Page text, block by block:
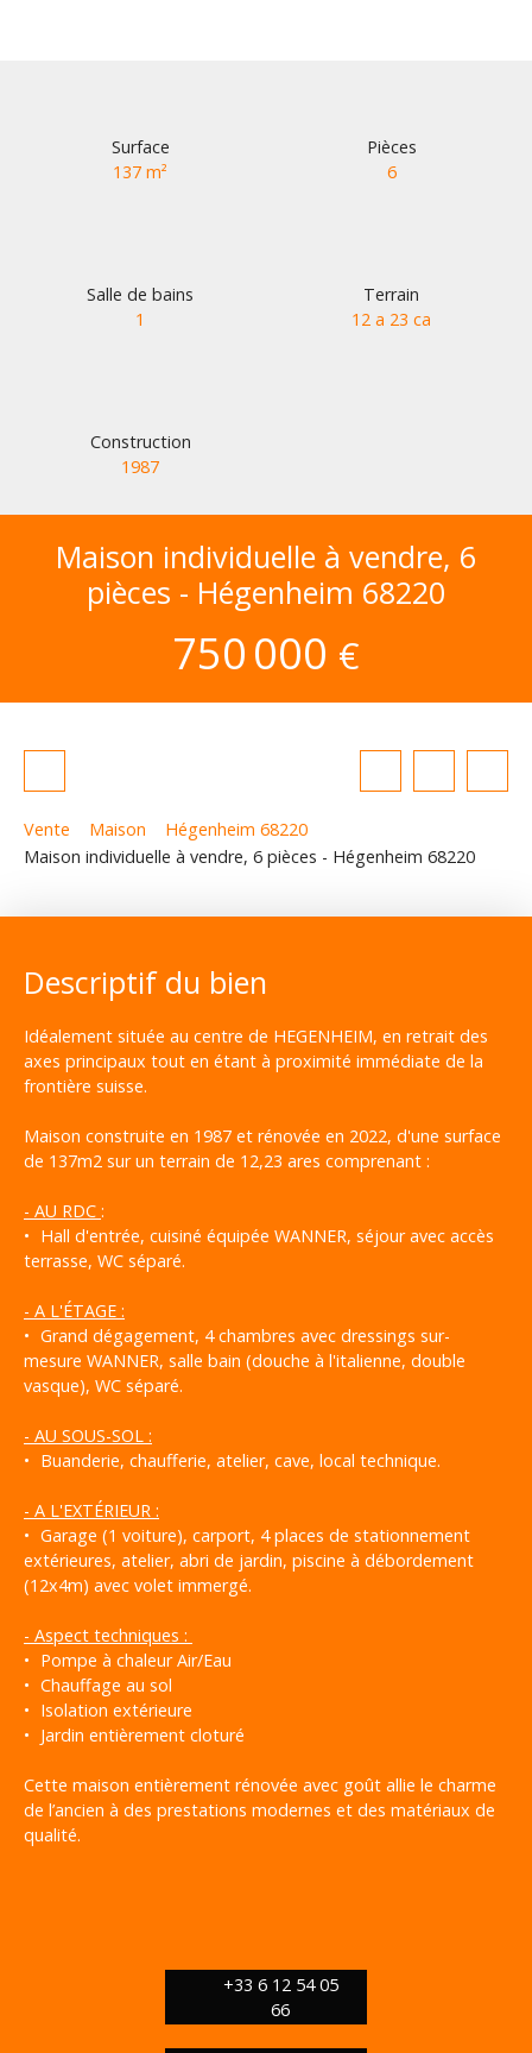
Surface
137m²
Pièces
6
Salle de bains
1
Terrain
12 a 23 ca
Construction
1987
Maison individuelle à vendre, 6
pièces - Hégenheim 68220
750 000 €
Vente Maison
Hégenheim 68220
Maison individuelle à vendre, 6 pièces - Hégenheim 68220
Descriptif du bien
Idéalement située au centre de HEGENHEIM, en retrait des
axes principaux tout en étant à proximité immédiate de la
frontière suisse.
Maison construite en 1987 et rénovée en 2022, d'une surface
de 137m2 sur un terrain de 12,23 ares comprenant :
- AU RDC :
Hall d'entrée, cuisiné équipée WANNER, séjour avec accès
terrasse, WC séparé.
- A L'ÉTAGE :
Grand dégagement, 4 chambres avec dressings sur-
mesure WANNER, salle bain (douche à l'italienne, double
vasque), WC séparé.
- AU SOUS-SOL :
Buanderie, chaufferie, atelier, cave, local technique.
- A L'EXTÉRIEUR :
Garage (1 voiture), carport, 4 places de stationnement
extérieures, atelier, abri de jardin, piscine à débordement
(12x4m) avec volet immergé.
- Aspect techniques :
Pompe à chaleur Air/Eau
Chauffage au sol
Isolation extérieure
Jardin entièrement cloturé
Cette maison entièrement rénovée avec goût allie le charme
de l’ancien à des prestations modernes et des matériaux de
qualité.
+33 6 12 54 05
66